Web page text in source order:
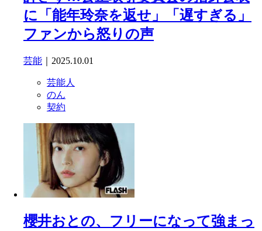
に「能年玲奈を返せ」「遅すぎる」
ファンから怒りの声
芸能 ｜2025.10.01
芸能人
のん
契約
櫻井おとの、フリーになって強まっ